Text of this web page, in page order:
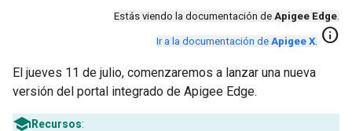
Estás viendo la documentación de Apigee Edge.
Ir a la documentación de Apigee X. info
El jueves 11 de julio, comenzaremos a lanzar una nueva
versión del portal integrado de Apigee Edge.
Recursos: